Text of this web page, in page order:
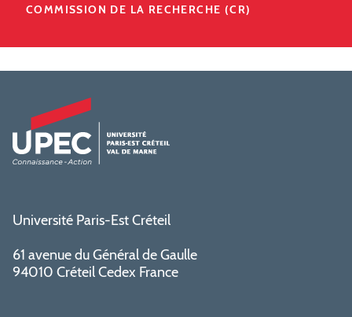
COMMISSION DE LA RECHERCHE (CR)
Université Paris-Est Créteil
61 avenue du Général de Gaulle
94010 Créteil Cedex France